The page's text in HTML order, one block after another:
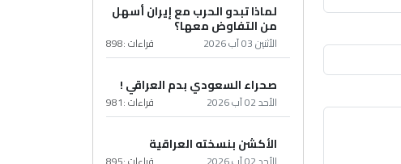
لماذا تبدو الحرب مع إيران أسهل
من التفاوض معها؟
الأثنين 03 آب 2026 قراءات :898
صحراء السعودي بدم العراقي !
الأحد 02 آب 2026 قراءات :981
الأكشن بنسخته العراقية